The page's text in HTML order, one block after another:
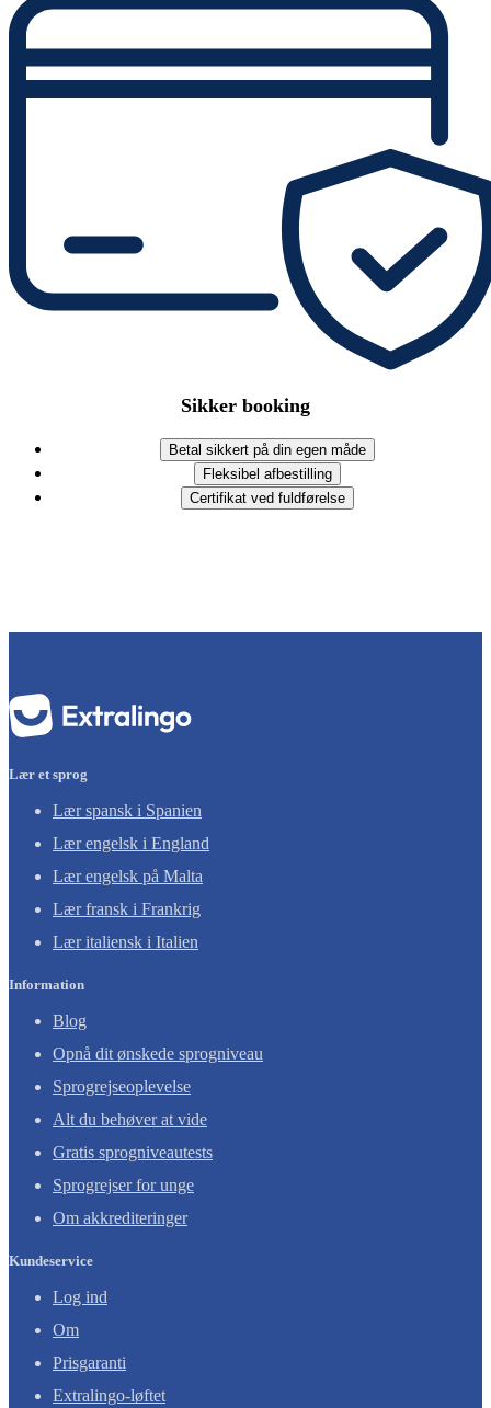
Sikker booking
Betal sikkert på din egen måde
Fleksibel afbestilling
Certifikat ved fuldførelse
Lær et sprog
Lær spansk i Spanien
Lær engelsk i England
Lær engelsk på Malta
Lær fransk i Frankrig
Lær italiensk i Italien
Information
Blog
Opnå dit ønskede sprogniveau
Sprogrejseoplevelse
Alt du behøver at vide
Gratis sprogniveautests
Sprogrejser for unge
Om akkrediteringer
Kundeservice
Log ind
Om
Prisgaranti
Extralingo-løftet